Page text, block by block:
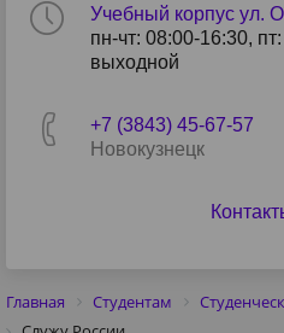
Учебный корпус ул.
пн-чт: 08:00-16:30,
выходной
+7 (3843) 45-67-57
Новокузнецк
Главная Студентам